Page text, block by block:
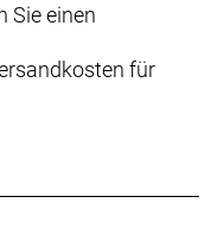
Sie einen
für